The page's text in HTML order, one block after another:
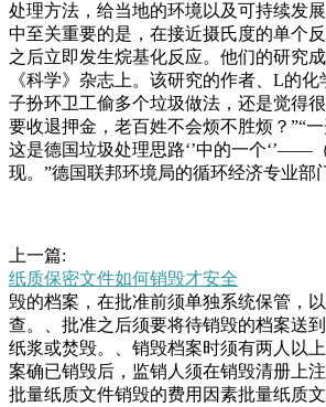
处理方法，给当地的环境以及可持续发
中至关重要的是，在接近摄氏度的单个
之后立即发生烷基化反应。他们的研究
《科学》杂志上。该研究的作者、L的化
子扮环卫工偷多个垃圾做法，还是觉得
要收退押金，老百姓不会烦不胜烦？”“
这是德国垃圾处理思路‘’中的一个‘’——
现。”德国联邦环境局的循环经济专业部
上一篇:
纸质保密文件如何销毁才安全
毁的档案，在批准前须单独系统保管，
查。、批准之后须要将待销毁的档案送
纸浆或焚毁。、销毁档案时须有两人以
案确已销毁后，监销人须在销毁清册上注
批量纸质文件销毁的费用因素批量纸质